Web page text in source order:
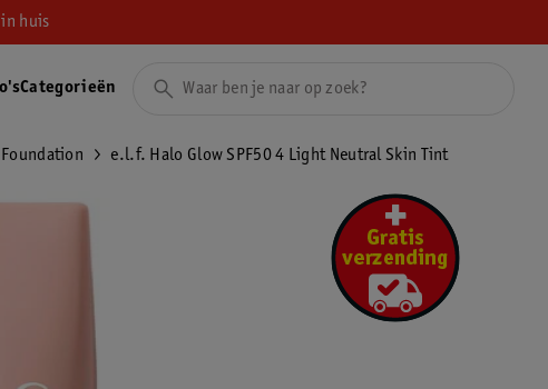
huis
Categorieën
Foundation e.l.f. Halo Glow SPF50 4 Light Neutral Skin Tint